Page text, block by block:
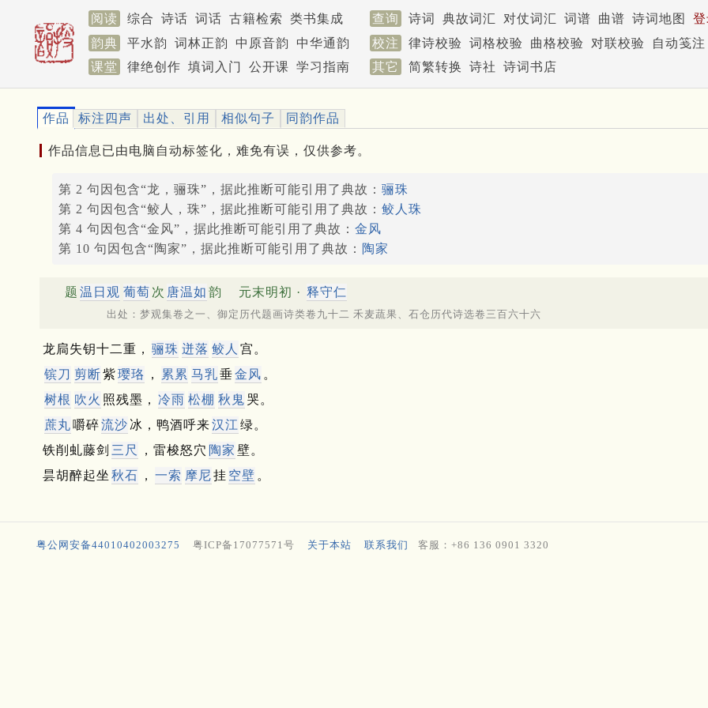
阅读 综合 诗话 词话 古籍检索 类书集成 查询 诗词 典故词汇 对仗词汇 词谱 曲谱 诗词地图
韵典
平水韵 词林正韵 中原音韵 中华通韵 校注 律诗校验 词格校验 曲格校验 对联校验
自动笺注
课堂
律绝创作 填词入门 公开课 学习指南 其它 简繁转换 诗社 诗词书店
作品 标注四声 出处、引用 相似句子 同韵作品
作品信息已由电脑自动标签化，难免有误，仅供参考。
第 2 句因包含“龙，骊珠”，据此推断可能引用了典故： 骊珠
第 2 句因包含“鲛人，珠”，据此推断可能引用了典故： 鲛人珠
第 4 句因包含“金风”，据此推断可能引用了典故： 金风
第 10 句因包含“陶家”，据此推断可能引用了典故： 陶家
题 温日观 葡萄 次 唐温如 韵 元末明初 · 释守仁
出处：梦观集卷之一、御定历代题画诗类卷九十二 禾麦蔬果、石仓历代诗选卷三百六十六
龙扃失钥十二重， 骊珠 迸落 鲛人 宫。
镔刀 剪断紫璎珞 ， 累累 马乳垂金风 。
树根 吹火 照残墨， 冷雨 松棚 秋鬼 哭。
蔗丸 嚼碎流沙 冰，鸭酒呼来汉江 绿。
铁削虬藤剑 三尺 ，雷梭怒穴 陶家 壁。
昙胡醉起坐 秋石 ， 一索 摩尼挂 空壁 。
粤公网安备44010402003275 粤ICP备17077571号 关于本站 联系我们 客服：+86 136 0901 3320